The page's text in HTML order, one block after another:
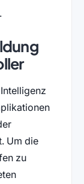
Um die
zu